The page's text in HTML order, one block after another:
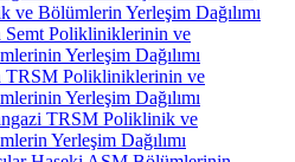
ve Bölümlerin Yerleşim Dağılımı
Semt Polikliniklerinin ve
Yerleşim Dağılımı
TRSM Polikliniklerinin ve
Yerleşim Dağılımı
TRSM Poliklinik ve
Yerleşim Dağılımı